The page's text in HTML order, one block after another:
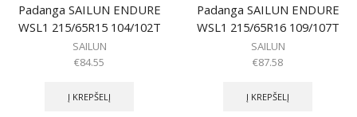
Padanga SAILUN ENDURE
WSL1 215/65R15 104/102T
SAILUN
€84.55
Į KREPŠELĮ
Padanga SAILUN ENDURE
WSL1 215/65R16 109/107T
SAILUN
€87.58
Į KREPŠELĮ